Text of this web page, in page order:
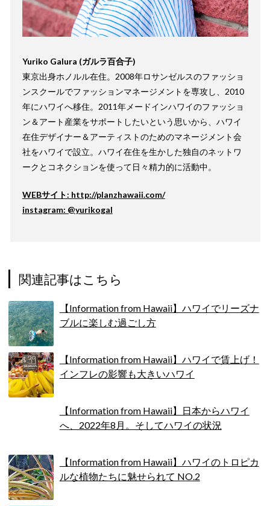
Yuriko Galura (ガルラ百合子)
東京出身ホノルル在住。2008年ロサンゼルスのファッショ
ンスクールでファッションマネージメントを専攻し、2010
年にハワイへ移住。2011年メードインハワイのファッショ
ン＆アート産業をサポートしたいという思いから、ハワイ
在住デザイナー＆アーティストのためのマネージメント会
社をハワイで設立。ハワイ在住を生かした独自のネットワ
ークとコネクションを使って日々精力的に活動中。
WEBサイト: http://planzhawaii.com/
instagram: @yurikogal
関連記事はこちら
【Information from Hawaii】ハワイでリーズナ
ブルに楽しむ過ごし方
【Information from Hawaii】ハワイで賃上げ！
インフレの影響も大きいハワイ
【Information from Hawaii】日本からハワイ
へ、2022年8月。そしてハワイの状況
【Information from Hawaii】ハワイのトロピカ
ルな植物たちに魅せられて NO.2